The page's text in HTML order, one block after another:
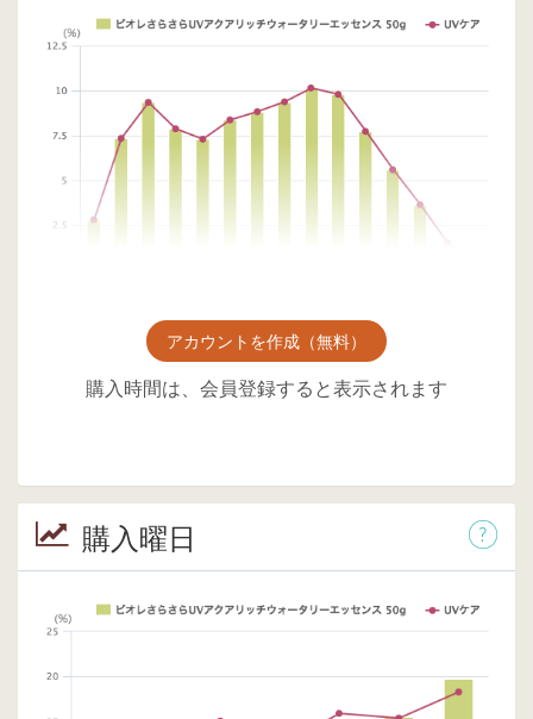
アカウントを作成（無料）
購入時間は、会員登録すると表示されます
購入曜日